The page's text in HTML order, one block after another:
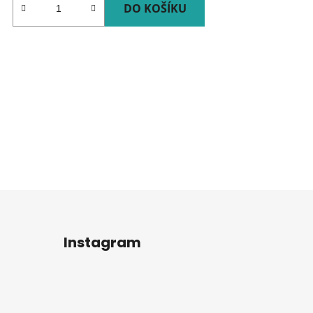
DO KOŠÍKU
Instagram